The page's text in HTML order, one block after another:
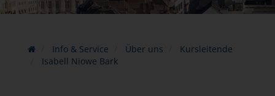
Info & Service Über uns
Kursleitende
Isabell Niowe Bark